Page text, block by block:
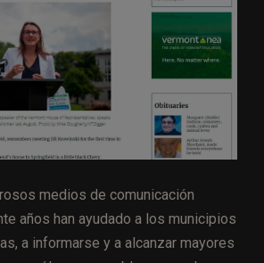
medios de comunicación
años han ayudado a los municipios
a informarse y a alcanzar mayores